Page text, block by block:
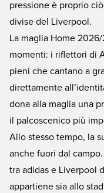
pressione è proprio
divise del Liverpool.
La maglia Home
momenti: i riflettori di
pieni che cantano a
direttamente
dona alla maglia una
il palcoscenico più
Allo stesso tempo, la
anche fuori dal
tra adidas e Liverpool
appartiene sia allo